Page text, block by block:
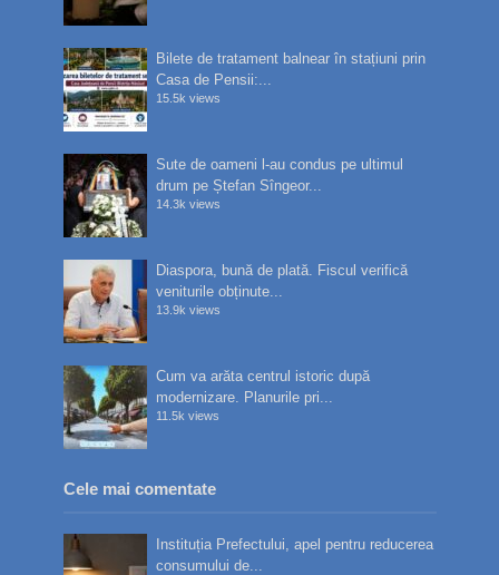
Bilete de tratament balnear în stațiuni prin
Casa de Pensii:...
15.5k views
Sute de oameni l-au condus pe ultimul
drum pe Ștefan Sîngeor...
14.3k views
Diaspora, bună de plată. Fiscul verifică
veniturile obținute...
13.9k views
Cum va arăta centrul istoric după
modernizare. Planurile pri...
11.5k views
Cele mai comentate
Instituția Prefectului, apel pentru reducerea
consumului de...